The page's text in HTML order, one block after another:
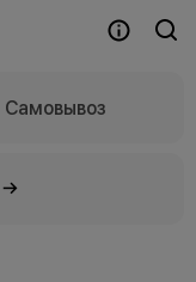
Самовывоз
→